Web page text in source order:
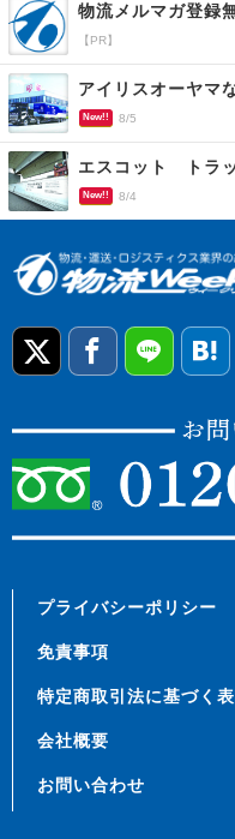
物流メルマガ登録
【PR】
アイリスオーヤマ
New!! 8/5
エスコット トラ
New!! 8/4
プライバシーポリシー
免責事項
特定商取引法に基づく
会社概要
お問い合わせ